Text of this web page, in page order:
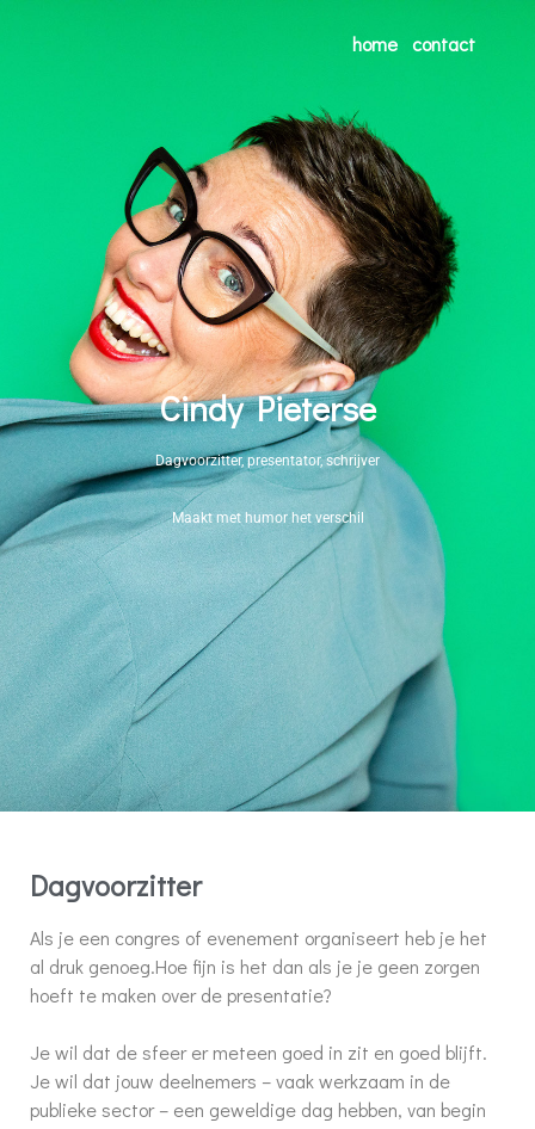
home contact
Cindy Pieterse
Dagvoorzitter, presentator, schrijver
Maakt met humor het verschil
Dagvoorzitter
Als je een congres of evenement organiseert heb je het
al druk genoeg.Hoe fijn is het dan als je je geen zorgen
hoeft te maken over de presentatie?
Je wil dat de sfeer er meteen goed in zit en goed blijft.
Je wil dat jouw deelnemers – vaak werkzaam in de
publieke sector – een geweldige dag hebben, van begin